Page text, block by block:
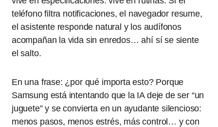
teléfono filtra notificaciones, el navegador resume,
el asistente responde natural y los audífonos
acompañan la vida sin enredos… ahí sí se siente
el salto.
En una frase: ¿por qué importa esto? Porque
Samsung está intentando que la IA deje de ser “un
juguete” y se convierta en un ayudante silencioso:
menos pasos, menos estrés, más control… y con